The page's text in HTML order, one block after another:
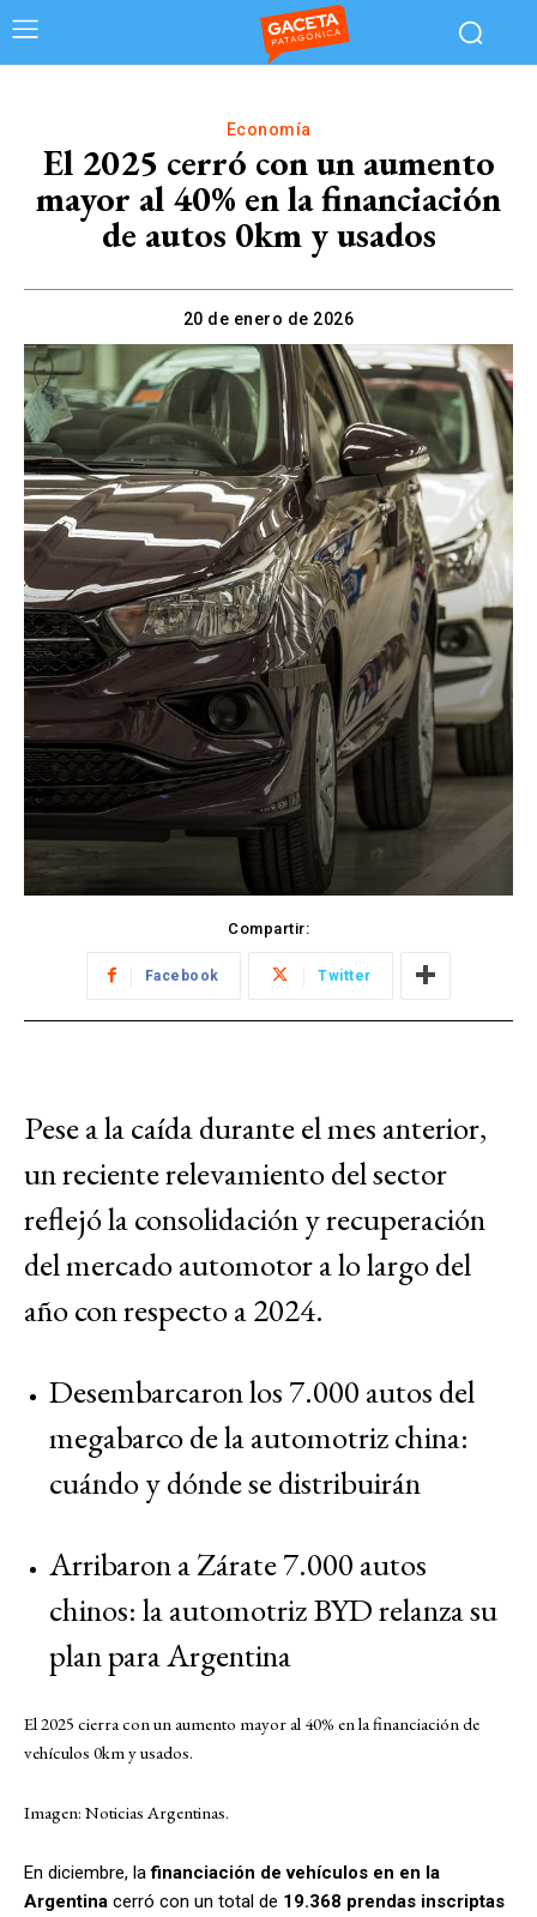
Economía
El 2025 cerró con un aumento
mayor al 40% en la financiación
de autos 0km y usados
20 de enero de 2026
Compartir:
Facebook Twitter
Pese a la caída durante el mes anterior,
un reciente relevamiento del sector
reflejó la consolidación y recuperación
del mercado automotor a lo largo del
año con respecto a 2024.
Desembarcaron los 7.000 autos del
megabarco de la automotriz china:
cuándo y dónde se distribuirán
Arribaron a Zárate 7.000 autos
chinos: la automotriz BYD relanza su
plan para Argentina
El 2025 cierra con un aumento mayor al 40% en la financiación de
vehículos 0km y usados.
Imagen: Noticias Argentinas.
En diciembre, lafinanciación de vehículos en en la
Argentina cerró con un total de 19.368 prendas inscriptas